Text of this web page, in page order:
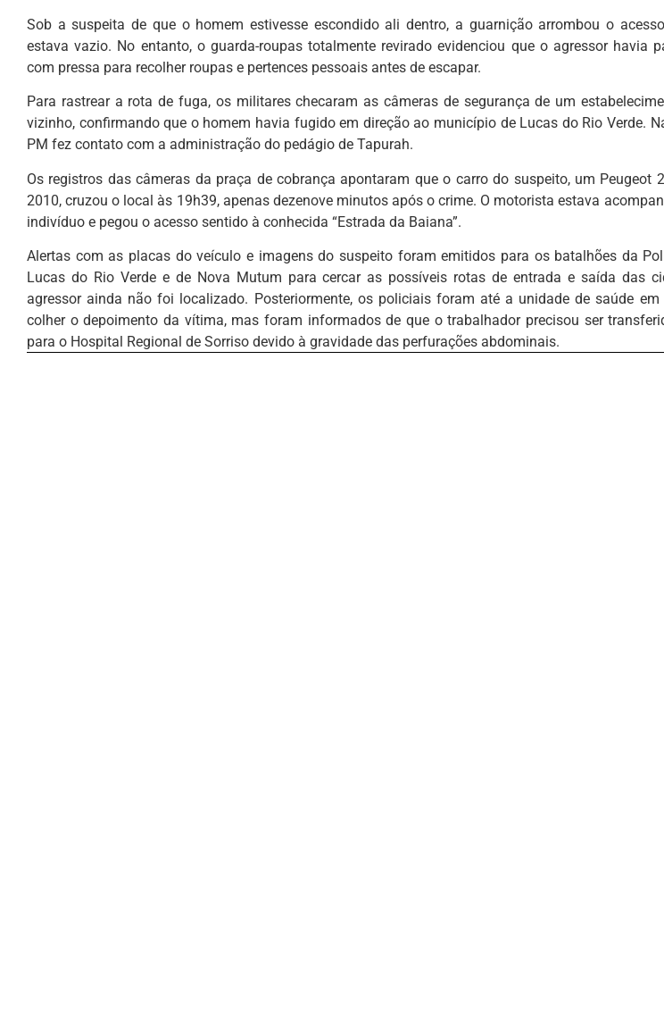
Sob a suspeita de que o homem estivesse escondido ali dentro, a guarnição arrombou o
estava vazio. No entanto, o guarda-roupas totalmente revirado evidenciou que o agressor havia
com pressa para recolher roupas e pertences pessoais antes de escapar.
Para rastrear a rota de fuga, os militares checaram as câmeras de segurança de um
vizinho, confirmando que o homem havia fugido em direção ao município de Lucas do Rio Verde.
PM fez contato com a administração do pedágio de Tapurah.
Os registros das câmeras da praça de cobrança apontaram que o carro do suspeito, um Peugeot
2010, cruzou o local às 19h39, apenas dezenove minutos após o crime. O motorista estava
indivíduo e pegou o acesso sentido à conhecida “Estrada da Baiana”.
Alertas com as placas do veículo e imagens do suspeito foram emitidos para os batalhões da
Lucas do Rio Verde e de Nova Mutum para cercar as possíveis rotas de entrada e saída das
agressor ainda não foi localizado. Posteriormente, os policiais foram até a unidade de saúde em
colher o depoimento da vítima, mas foram informados de que o trabalhador precisou ser
para o Hospital Regional de Sorriso devido à gravidade das perfurações abdominais.